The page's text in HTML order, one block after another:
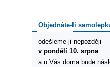
Objednáte-li
odešleme ji nepozději
v pondělí 10. srpna
a u Vás doma bude